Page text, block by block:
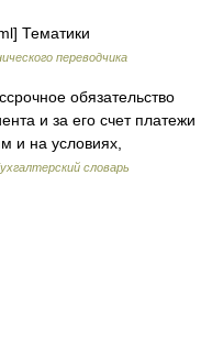
Тематики
переводчика
обязательство
и за его счет платежи
и на условиях,
словарь